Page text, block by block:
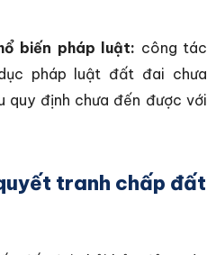
biến pháp luật: công tác
pháp luật đất đai chưa
quy định chưa đến được với
tranh chấp đất